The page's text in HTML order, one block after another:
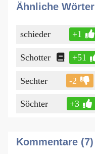
Ähnliche Wörter
schieder +1
Schotter +51
Sechter -2
Söchter +3
Kommentare (7)